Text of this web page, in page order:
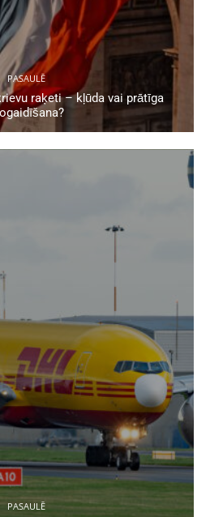
PASAULĒ
raķeti – kļūda vai prātīga
PASAULĒ